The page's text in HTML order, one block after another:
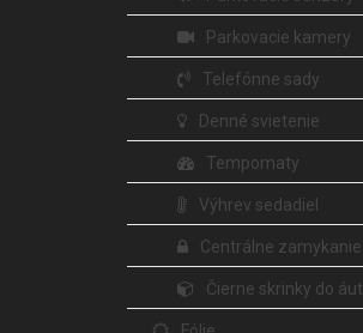
Parkovacie kamery
Telefónne sady
Denné svietenie
Tempomaty
Výhrev sedadiel
Centrálne zamykanie
Čierne skrinky do áut